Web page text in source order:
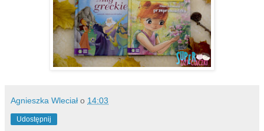
Agnieszka Wleciał o 14:03
Udostępnij